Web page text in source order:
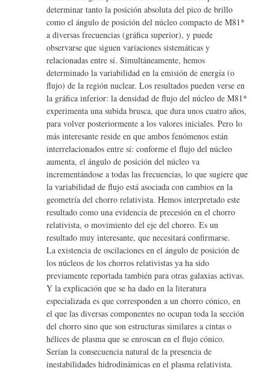
determinar tanto la posición absoluta del pico de brillo
como el ángulo de posición del núcleo compacto de M81*
a diversas frecuencias (gráfica superior), y puede
observarse que siguen variaciones sistemáticas y
relacionadas entre sí. Simultáneamente, hemos
determinado la variabilidad en la emisión de energía (o
flujo) de la región nuclear. Los resultados pueden verse en
la gráfica inferior: la densidad de flujo del núcleo de M81*
experimenta una subida brusca, que dura unos cuatro años,
para volver posteriormente a los valores iniciales. Pero lo
más interesante reside en que ambos fenómenos están
interrelacionados entre sí: conforme el flujo del núcleo
aumenta, el ángulo de posición del núcleo va
incrementándose a todas las frecuencias, lo que sugiere que
la variabilidad de flujo está asociada con cambios en la
geometría del chorro relativista. Hemos interpretado este
resultado como una evidencia de precesión en el chorro
relativista, o movimiento del eje del chorro. Es un
resultado muy interesante, que necesitará confirmarse.
La existencia de oscilaciones en el ángulo de posición de
los núcleos de los chorros relativistas ya ha sido
previamente reportada también para otras galaxias activas.
Y la explicación que se ha dado en la literatura
especializada es que corresponden a un chorro cónico, en
el que las diversas componentes no ocupan toda la sección
del chorro sino que son estructuras similares a cintas o
hélices de plasma que se enroscan en el flujo cónico.
Serían la consecuencia natural de la presencia de
inestabilidades hidrodinámicas en el plasma relativista.